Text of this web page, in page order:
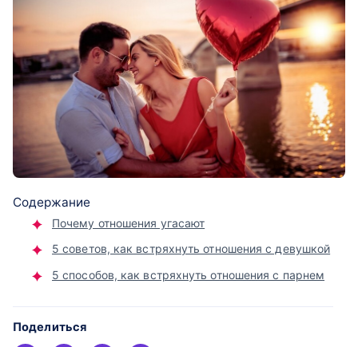
Содержание
Почему отношения угасают
5 советов, как встряхнуть отношения с девушкой
5 способов, как встряхнуть отношения с парнем
Поделиться